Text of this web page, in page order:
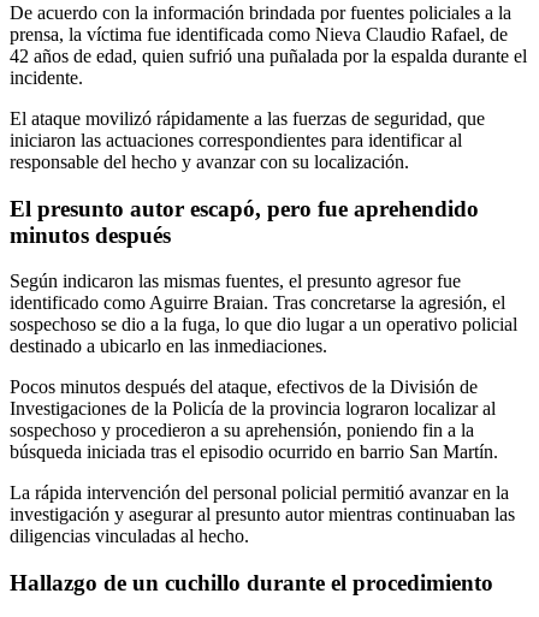
De acuerdo con la información brindada por fuentes policiales a la
prensa, la víctima fue identificada como Nieva Claudio Rafael, de
42 años de edad, quien sufrió una puñalada por la espalda durante el
incidente.
El ataque movilizó rápidamente a las fuerzas de seguridad, que
iniciaron las actuaciones correspondientes para identificar al
responsable del hecho y avanzar con su localización.
El presunto autor escapó, pero fue aprehendido
minutos después
Según indicaron las mismas fuentes, el presunto agresor fue
identificado como Aguirre Braian. Tras concretarse la agresión, el
sospechoso se dio a la fuga, lo que dio lugar a un operativo policial
destinado a ubicarlo en las inmediaciones.
Pocos minutos después del ataque, efectivos de la División de
Investigaciones de la Policía de la provincia lograron localizar al
sospechoso y procedieron a su aprehensión, poniendo fin a la
búsqueda iniciada tras el episodio ocurrido en barrio San Martín.
La rápida intervención del personal policial permitió avanzar en la
investigación y asegurar al presunto autor mientras continuaban las
diligencias vinculadas al hecho.
Hallazgo de un cuchillo durante el procedimiento